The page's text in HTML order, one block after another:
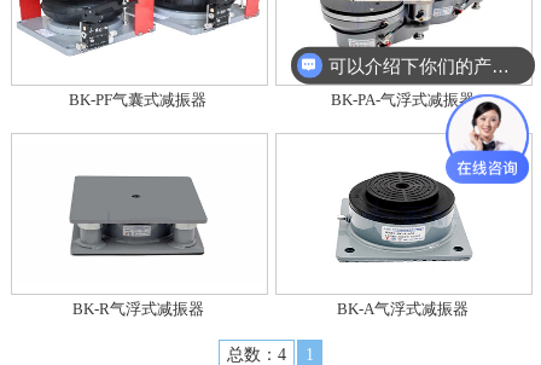
BK-PF气囊式减振器 BK-PA-气浮式减振器
BK-R气浮式减振器 BK-A气浮式减振器
总数：4 1
可以介绍下你们的产品么？
需要报价单